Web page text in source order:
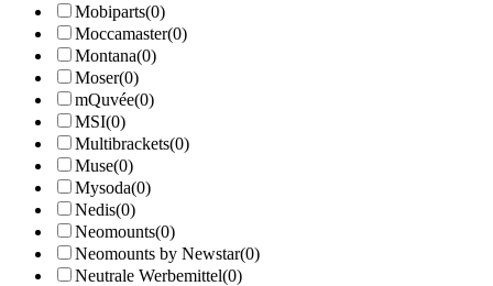
Mobiparts(0)
Moccamaster(0)
Montana(0)
Moser(0)
mQuvée(0)
MSI(0)
Multibrackets(0)
Muse(0)
Mysoda(0)
Nedis(0)
Neomounts(0)
Neomounts by Newstar(0)
Neutrale Werbemittel(0)